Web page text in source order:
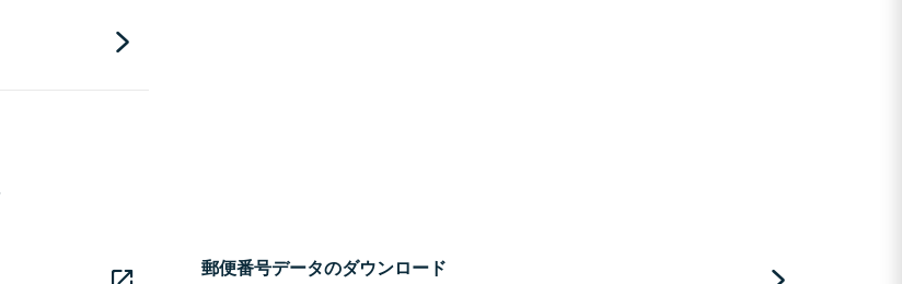
郵便番号データのダウンロード